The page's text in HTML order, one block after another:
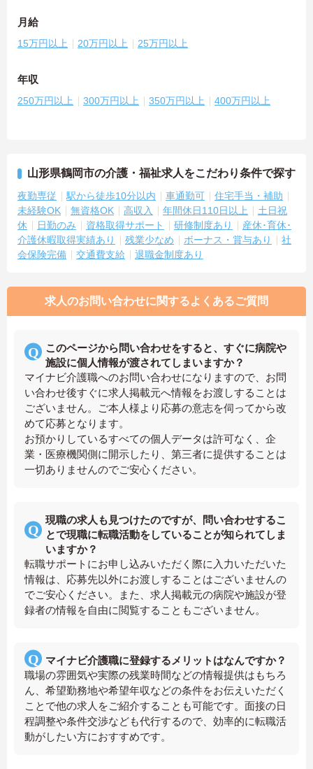
月給
15万円以上 20万円以上 25万円以上
年収
250万円以上 300万円以上 350万円以上 400万円以上
山形県鶴岡市の介護・福祉求人をこだわり条件で探す
夜勤専従 駅から徒歩10分以内 車通勤可
住宅手当・補助
未経験OK
無資格OK 高収入 年間休日110日以上
土日祝
休
日勤のみ 資格取得サポート 研修制度あり
産休･育休･
介護休暇取得実績あり
残業少なめ ボーナス・賞与あり
社
会保険完備
交通費支給 退職金制度あり
求人のお問い合わせに関するよくあるご質問
このページから問い合わせをすると、すぐに病院や
施設に個人情報が渡されてしまいますか？
マイナビ介護職へのお問い合わせになりますので、お問
い合わせ後すぐに求人掲載元へ情報をお渡しすることは
ございません。ご本人様より応募の意志を伺ってから改
めて応募となります。
お預かりしているすべての個人データは許可なく、企
業・医療機関側に開示したり、第三者に提供することは
一切ありませんのでご安心ください。
現職の求人も見つけたのですが、問い合わせするこ
とで現職に転職活動をしていることが知られてしま
いますか？
転職サポートにお申し込みいただく際に入力いただいた
情報は、応募先以外にお渡しすることはございませんの
でご安心ください。また、求人掲載元の病院や施設が登
録者の情報を自由に閲覧することもございません。
マイナビ介護職に登録するメリットはなんですか？
職場の雰囲気や実際の残業時間などの情報提供はもちろ
ん、希望勤務地や希望年収などの条件をお伝えいただく
ことで他の求人をご紹介することも可能です。面接の日
程調整や条件交渉なども代行するので、効率的に転職活
動がしたい方におすすめです。